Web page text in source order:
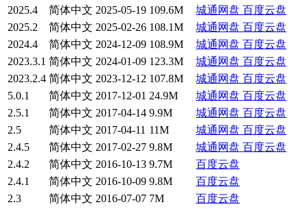
2025.4
简体中文 2025-05-19 109.6M 城通网盘 百度云盘
2025.2
简体中文 2025-02-26 108.1M 城通网盘 百度云盘
2024.4
简体中文 2024-12-09 108.9M 城通网盘 百度云盘
2023.3.1 简体中文 2024-01-09 123.3M 城通网盘 百度云盘
2023.2.4 简体中文 2023-12-12 107.8M 城通网盘 百度云盘
5.0.1
简体中文 2017-12-01 24.9M 城通网盘 百度云盘
2.5.1
简体中文 2017-04-14 9.9M 城通网盘 百度云盘
2.5
简体中文 2017-04-11 11M 城通网盘 百度云盘
2.4.5
简体中文 2017-02-27 9.8M 城通网盘 百度云盘
2.4.2
简体中文 2016-10-13 9.7M
百度云盘
2.4.1
简体中文 2016-10-09 9.8M
百度云盘
2.3
简体中文 2016-07-07 7M
百度云盘